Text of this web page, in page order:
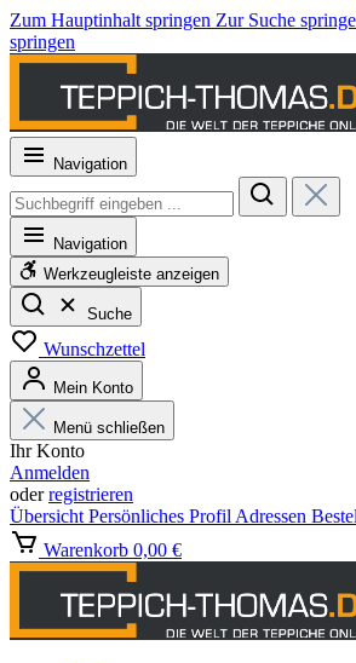
Zum Hauptinhalt springen Zur Suche
springen
Navigation
Navigation
Werkzeugleiste anzeigen
Suche
Wunschzettel
Mein Konto
Menü schließen
Ihr Konto
Anmelden
oderregistrieren
Übersicht Persönliches Profil Adressen
Warenkorb 0,00 €